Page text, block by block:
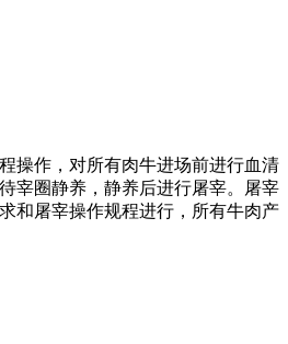
操作，对所有肉牛进场前进行血清
宰圈静养，静养后进行屠宰。屠宰
和屠宰操作规程进行，所有牛肉产